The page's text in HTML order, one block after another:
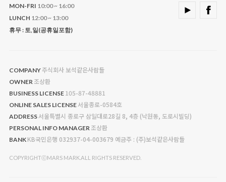
MON-FRI 10:00 ~ 16:00
LUNCH 12:00 ~ 13:00
휴무 : 토,일(공휴일포함)
COMPANY 주식회사 보석같은사람들
OWNER 조상환
BUSINESS LICENSE 105-87-48881
ONLINE SALES LICENSE서울종로-0584호
ADDRESS서울특별시 종로구 삼일대로28길 8, 4층 (낙원동, 도로시빌딩)
PERSONAL INFO MANAGER 조상환
BANK KB국민은행 032937-04-003679 예금주 : (주)보석같은사람들
COPYRIGHTⓒMARS MARK.ALL RIGHTS RESERVED.